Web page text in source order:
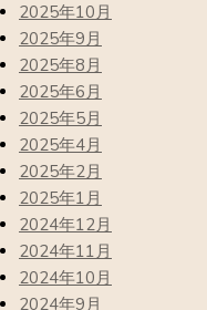
2025年10月
2025年9月
2025年8月
2025年6月
2025年5月
2025年4月
2025年2月
2025年1月
2024年12月
2024年11月
2024年10月
2024年9月